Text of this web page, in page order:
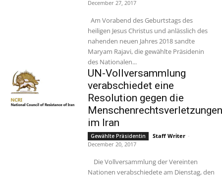
December 27, 2017
Am Vorabend des Geburtstags des
heiligen Jesus Christus und anlässlich des
nahenden neuen Jahres 2018 sandte
Maryam Rajavi, die gewählte Präsidenin
des Nationalen...
UN-Vollversammlung
verabschiedet eine
Resolution gegen die
Menschenrechtsverletzungen
im Iran
Gewählte Präsidentin Staff Writer -
December 20, 2017
Die Vollversammlung der Vereinten
Nationen verabschiedete am Dienstag, den